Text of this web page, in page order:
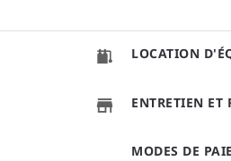
LOCATION
ENTRETIEN ET
MODES DE